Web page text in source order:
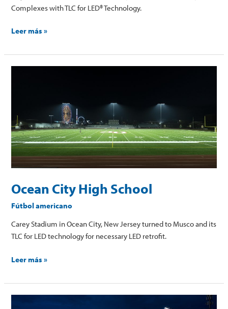
Complexes with TLC for LED® Technology.
Leer más »
Ocean City High School
Fútbol americano
Carey Stadium in Ocean City, New Jersey turned to Musco and its
TLC for LED technology for necessary LED retrofit.
Leer más »